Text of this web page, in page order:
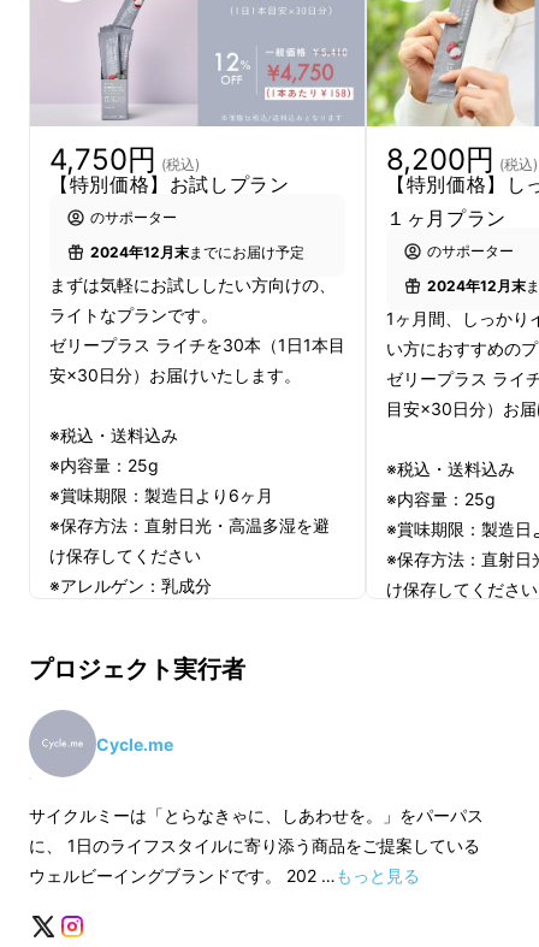
今年の12月で3周年を迎えるにあたり、新商品
を開発しました。それが「グアー豆食物繊維が
とれるゼリープラス ライチ」です。
ゼリープラスの特徴は大きく4つです。
Point1「グアー豆食物繊維」を配合
詳しくは後述しますが、この食物繊維はその品
質の高さから医療や介護の現場で選ばれてきた
4,750円 (税込)
【特別価格】お試しプラン
のサポーター
2024年12月末までにお届け予定
まずは気軽にお試ししたい方向けの、
ライトなプランです。
ゼリープラス ライチを30本（1日1本目
安×30日分）お届けいたします。
※税込・送料込み
※内容量：25g
※賞味期限：製造日より6ヶ月
※保存方法：直射日光・高温多湿を避
け保存してください
※アレルゲン：乳成分
8,200円 (税込)
【特別価格】
１ヶ月プラン
のサポーター
2024年12月末
1ヶ月間、しっかり
い方におすすめの
ゼリープラス ライ
目安×30日分）お
※税込・送料込み
※内容量：25g
※賞味期限：製造日
※保存方法：直射日
け保存してください
プロジェクト実行者
Cycle.me
サイクルミーは「とらなきゃに、しあわせを。」をパーパス
に、 1日のライフスタイルに寄り添う商品をご提案している
ウェルビーイングブランドです。 202 …もっと見る